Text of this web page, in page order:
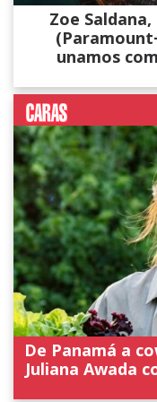
Zoe
unamos
De Panamá a
Juliana Awada